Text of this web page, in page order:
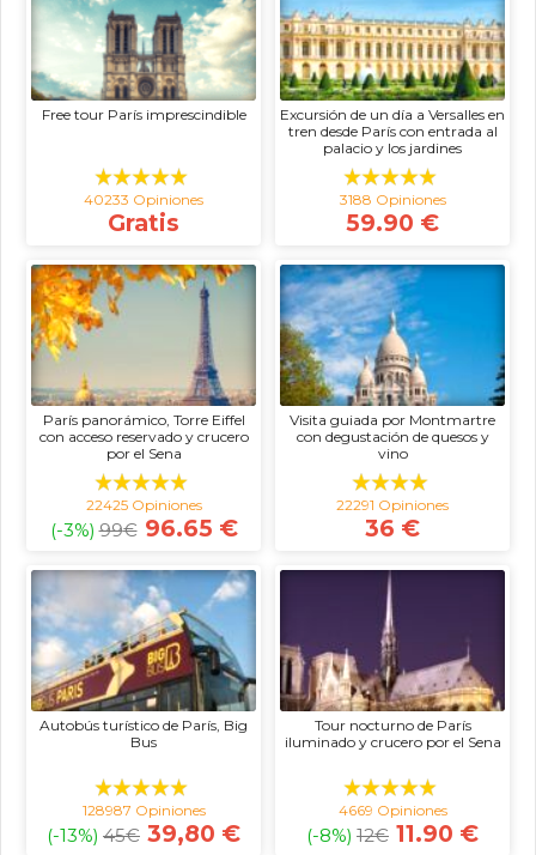
Free tour París imprescindible
40233 Opiniones
Gratis
Excursión de un día a Versalles en
tren desde París con entrada al
palacio y los jardines
3188 Opiniones
59.90 €
París panorámico, Torre Eiffel
con acceso reservado y crucero
por el Sena
22425 Opiniones
(-3%) 99€ 96.65 €
Visita guiada por Montmartre
con degustación de quesos y
vino
22291 Opiniones
36 €
Autobús turístico de París, Big
Bus
128987 Opiniones
(-13%) 45€ 39,80 €
Tour nocturno de París
iluminado y crucero por el Sena
4669 Opiniones
(-8%) 12€ 11.90 €